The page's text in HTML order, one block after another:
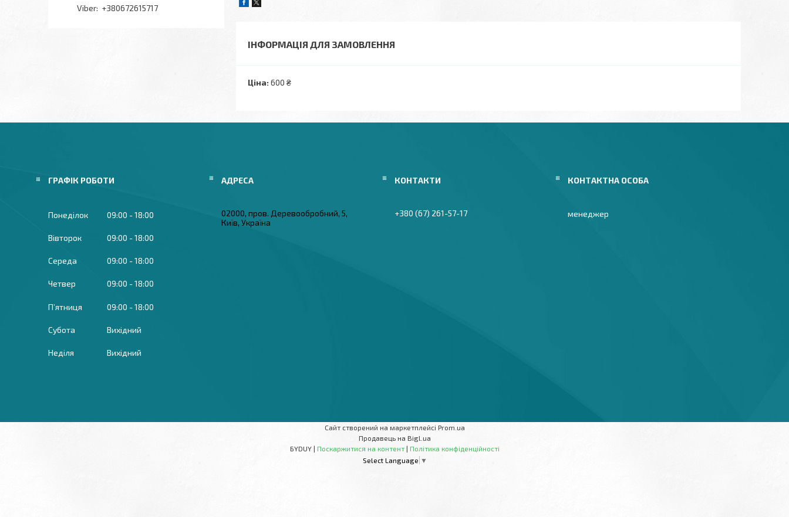
ІНФОРМАЦІЯ ДЛЯ ЗАМОВЛЕННЯ
Ціна: 600 ₴
+380672615717
ГРАФІК РОБОТИ
Понеділок 09:00 18:00
Вівторок 09:00 18:00
Середа 09:00 18:00
Четвер 09:00 18:00
Пʼятниця 09:00 18:00
Субота Вихідний
Неділя Вихідний
02000, пров. Деревообробний, 5,
Київ, Україна
+380 (67) 261-57-17 менеджер
Сайт створений на маркетплейсі Prom.ua
Продавець на Bigl.ua
БYDUY | Поскаржитися на контент | Політика конфіденційності
Select Language ▼